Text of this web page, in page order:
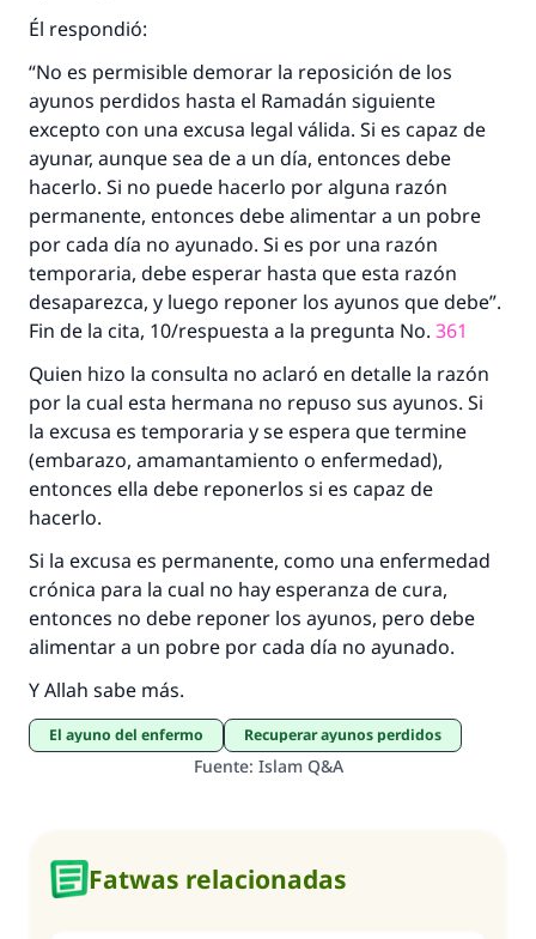
Él respondió:
“No es permisible demorar la reposición de los
ayunos perdidos hasta el Ramadán siguiente
excepto con una excusa legal válida. Si es capaz de
ayunar, aunque sea de a un día, entonces debe
hacerlo. Si no puede hacerlo por alguna razón
permanente, entonces debe alimentar a un pobre
por cada día no ayunado. Si es por una razón
temporaria, debe esperar hasta que esta razón
desaparezca, y luego reponer los ayunos que debe”.
Fin de la cita, 10/respuesta a la pregunta No. 361
Quien hizo la consulta no aclaró en detalle la razón
por la cual esta hermana no repuso sus ayunos. Si
la excusa es temporaria y se espera que termine
(embarazo, amamantamiento o enfermedad),
entonces ella debe reponerlos si es capaz de
hacerlo.
Si la excusa es permanente, como una enfermedad
crónica para la cual no hay esperanza de cura,
entonces no debe reponer los ayunos, pero debe
alimentar a un pobre por cada día no ayunado.
Y Allah sabe más.
El ayuno del enfermo Recuperar ayunos perdidos
Fuente: Islam Q&A
Fatwas relacionadas
"Una persona que orienta a otros a hacer el
bien obtendrá la misma recompensa que
aquellos que lo realicen."
(MUSLIM, 1893)
Contribuir